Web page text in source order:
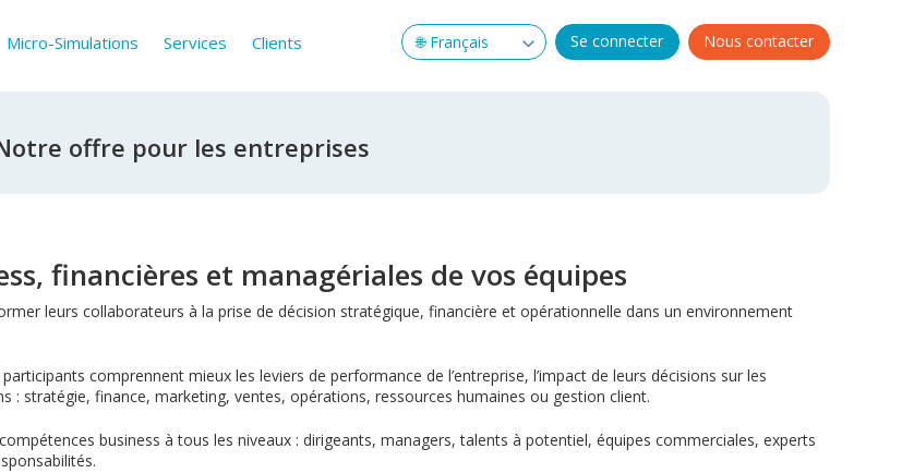
Micro-Simulations Services Clients Se connecter Nous contacter
offre pour les entreprises
financières et managériales de vos équipes
leurs collaborateurs à la prise de décision stratégique, financière et opérationnelle dans un environnement
comprennent mieux les leviers de performance de l’entreprise, l’impact de leurs décisions sur les
: stratégie, finance, marketing, ventes, opérations, ressources humaines ou gestion client.
business à tous les niveaux : dirigeants, managers, talents à potentiel, équipes commerciales, experts